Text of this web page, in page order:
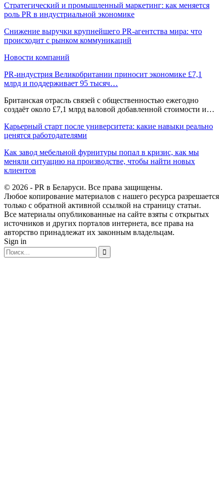
Стратегический и промышленный маркетинг: как меняется
роль PR в индустриальной экономике
Снижение выручки крупнейшего PR-агентства мира: что
происходит с рынком коммуникаций
Новости компаний
PR-индустрия Великобритании приносит экономике £7,1
млрд и поддерживает 95 тысяч…
Британская отрасль связей с общественностью ежегодно
создаёт около £7,1 млрд валовой добавленной стоимости и…
Карьерный старт после университета: какие навыки реально
ценятся работодателями
Как завод мебельной фурнитуры попал в кризис, как мы
меняли ситуацию на производстве, чтобы найти новых
клиентов
© 2026 - PR в Беларуси. Все права защищены.
Любое копирование материалов с нашего ресурса разрешается
только с обратной активной ссылкой на страницу статьи.
Все материалы опубликованные на сайте взяты с открытых
источников и других порталов интернета, все права на
авторство принадлежат их законным владельцам.
Sign in